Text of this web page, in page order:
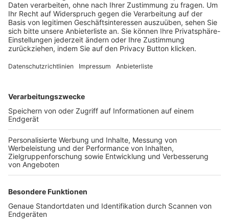
Trainerbörse
Login SpielPlus
FOLGE DEM BFV
TOP-VEREINE
TOP-PARTNER